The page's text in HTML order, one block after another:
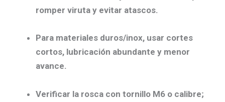
romper viruta y evitar atascos.
Para materiales duros/inox, usar cortes
cortos, lubricación abundante y menor
avance.
Verificar la rosca con tornillo M6 o calibre;